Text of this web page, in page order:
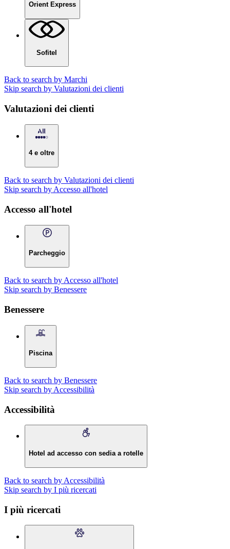
Orient Express
Sofitel
Back to search by Marchi
Skip search by Valutazioni dei clienti
Valutazioni dei clienti
4 e oltre
Back to search by Valutazioni dei clienti
Skip search by Accesso all'hotel
Accesso all'hotel
Parcheggio
Back to search by Accesso all'hotel
Skip search by Benessere
Benessere
Piscina
Back to search by Benessere
Skip search by Accessibilità
Accessibilità
Hotel ad accesso con sedia a rotelle
Back to search by Accessibilità
Skip search by I più ricercati
I più ricercati